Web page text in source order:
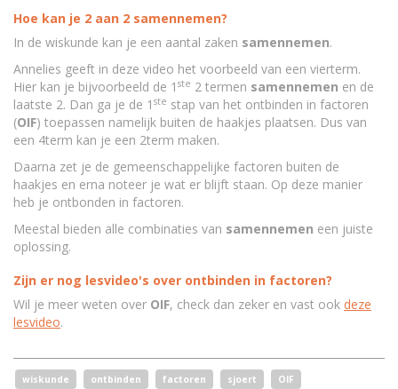
Hoe kan je 2 aan 2 samennemen?
In de wiskunde kan je een aantal zaken samennemen.
Annelies geeft in deze video het voorbeeld van een vierterm.
Hier kan je bijvoorbeeld de 1 ste 2 termen samennemen en de
laatste 2. Dan ga je de 1 ste stap van het ontbinden in factoren
(OIF) toepassen namelijk buiten de haakjes plaatsen. Dus van
een 4term kan je een 2term maken.
Daarna zet je de gemeenschappelijke factoren buiten de
haakjes en erna noteer je wat er blijft staan. Op deze manier
heb je ontbonden in factoren.
Meestal bieden alle combinaties van samennemen een juiste
oplossing.
Zijn er nog lesvideo's over ontbinden in factoren?
Wil je meer weten over OIF, check dan zeker en vast ook deze
lesvideo.
wiskunde ontbinden factoren sjoert
OIF